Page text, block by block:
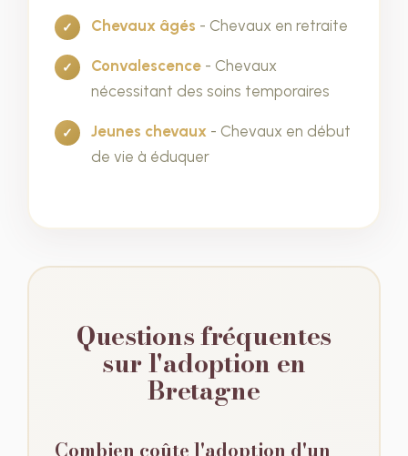
Chevaux âgés - Chevaux en retraite
Convalescence - Chevaux
nécessitant des soins temporaires
Jeunes chevaux - Chevaux en début
de vie à éduquer
Questions fréquentes
sur l'adoption en
Bretagne
Combien coûte l'adoption d'un